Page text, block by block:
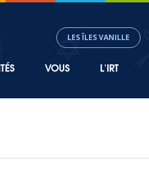
VOUS L'IRT
LES ÎLES VANILLE